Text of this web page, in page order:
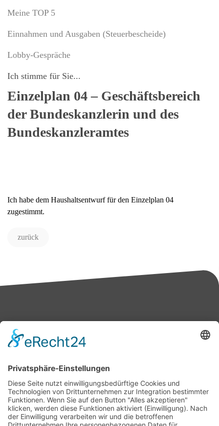
Meine TOP 5
Einnahmen und Ausgaben (Steuerbescheide)
Lobby-Gespräche
Ich stimme für Sie...
Einzelplan 04 – Geschäftsbereich
der Bundeskanzlerin und des
Bundeskanzleramtes
Ich habe dem Haushaltsentwurf für den Einzelplan 04
zugestimmt.
zurück
Mitglied des Deutschen Bundestages
Presse & Downloads
Pressemitteilungen